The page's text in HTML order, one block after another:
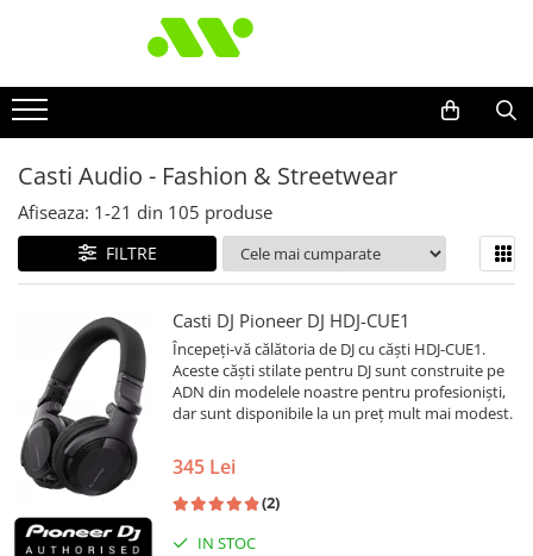
Casti Audio - Fashion & Streetwear
Afiseaza: 1-21 din 105 produse
FILTRE
Casti DJ Pioneer DJ HDJ-CUE1
Începeți-vă călătoria de DJ cu căști HDJ-CUE1.
Aceste căști stilate pentru DJ sunt construite pe
ADN din modelele noastre pentru profesioniști,
dar sunt disponibile la un preț mult mai modest.
345 Lei
(2)
IN STOC